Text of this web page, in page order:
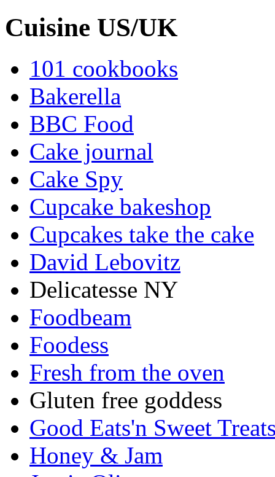
Cuisine US/UK
101 cookbooks
Bakerella
BBC Food
Cake journal
Cake Spy
Cupcake bakeshop
Cupcakes take the cake
David Lebovitz
Delicatesse NY
Foodbeam
Foodess
Fresh from the oven
Gluten free goddess
Good Eats'n Sweet
Honey & Jam